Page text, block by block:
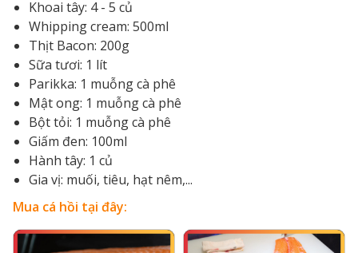
Khoai tây: 4 - 5 củ
Whipping cream: 500ml
Thịt Bacon: 200g
Sữa tươi: 1 lít
Parikka: 1 muỗng cà phê
Mật ong: 1 muỗng cà phê
Bột tỏi: 1 muỗng cà phê
Giấm đen: 100ml
Hành tây: 1 củ
Gia vị: muối, tiêu, hạt nêm,...
Mua cá hồi tại đây: